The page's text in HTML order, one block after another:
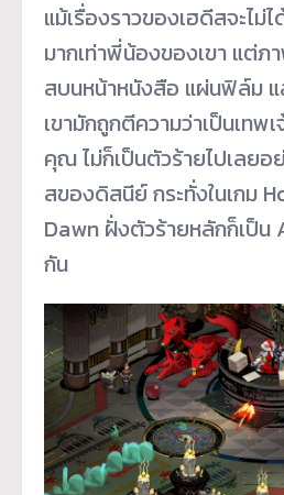
แม้เรื่องราวของเฮดีสจะไม่
มากเท่าพี่น้องของเขา แต่
สบนหน้าหนังสือ แผ่นฟิล์ม
เขามักถูกตีความว่าเป็นเทพ
คุณ ไม่ก็เป็นตัวร้ายไปเลยอ
สของดิสนีย์ กระทั่งในเกม
Dawn ฝั่งตัวร้ายหลักก็เป็น
กัน